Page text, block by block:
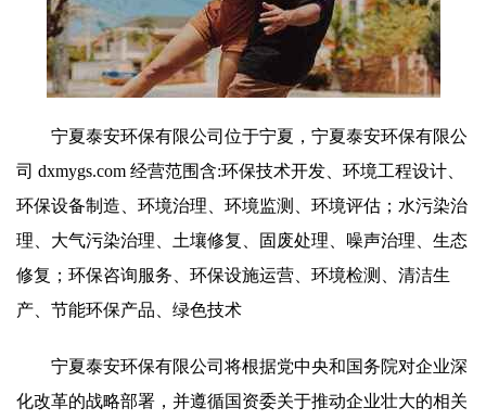
宁夏泰安环保有限公司位于宁夏，宁夏泰安环保有限公
司 dxmygs.com 经营范围含:环保技术开发、环境工程设计、
环保设备制造、环境治理、环境监测、环境评估；水污染治
理、大气污染治理、土壤修复、固废处理、噪声治理、生态
修复；环保咨询服务、环保设施运营、环境检测、清洁生
产、节能环保产品、绿色技术
宁夏泰安环保有限公司将根据党中央和国务院对企业深
化改革的战略部署，并遵循国资委关于推动企业壮大的相关